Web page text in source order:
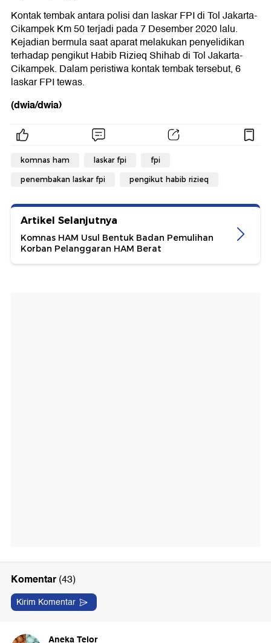
Kontak tembak antara polisi dan laskar FPI di Tol Jakarta-
Cikampek Km 50 terjadi pada 7 Desember 2020 lalu.
Kejadian bermula saat aparat melakukan penyelidikan
terhadap pengikut Habib Rizieq Shihab di Tol Jakarta-
Cikampek. Dalam peristiwa kontak tembak tersebut, 6
laskar FPI tewas.
(dwia/dwia)
komnas ham laskar fpi fpi
penembakan laskar fpi pengikut habib rizieq
Artikel Selanjutnya
Komnas HAM Usul Bentuk Badan Pemulihan
Korban Pelanggaran HAM Berat